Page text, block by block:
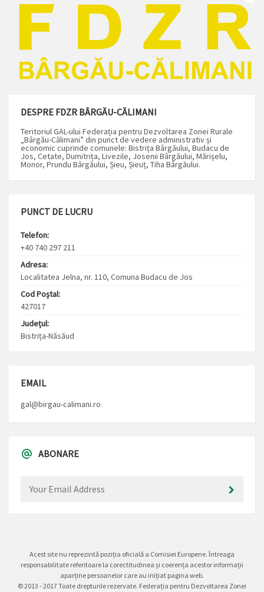
DESPRE FDZR BÂRGĂU-CĂLIMANI
Teritoriul GAL-ului Federația pentru Dezvoltarea Zonei Rurale
„Bârgău-Călimani” din punct de vedere administrativ și
economic cuprinde comunele: Bistrița Bârgăului, Budacu de
Jos, Cetate, Dumitrița, Livezile, Josenii Bârgăului, Mărișelu,
Monor, Prundu Bârgăului, Șieu, Șieuț, Tiha Bârgăului.
PUNCT DE LUCRU
Telefon:
+40 740 297 211
Adresa:
Localitatea Jelna, nr. 110, Comuna Budacu de Jos
Cod Poștal:
427017
Județul:
Bistrița-Năsăud
EMAIL
gal@birgau-calimani.ro
ABONARE
Acest site nu reprezintă poziția oficială a Comisiei Europene. Întreaga
responsabilitate referitoare la corectitudinea și coerența acestor informații
aparține persoanelor care au inițiat pagina web.
© 2013 - 2017 Toate drepturile rezervate. Federația pentru Dezvoltarea Zonei